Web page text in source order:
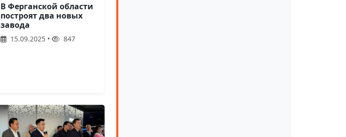
В Ферганской области
построят два новых
завода
15.09.2025 • 847